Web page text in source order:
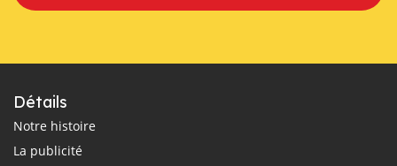
Détails
Notre histoire
La publicité